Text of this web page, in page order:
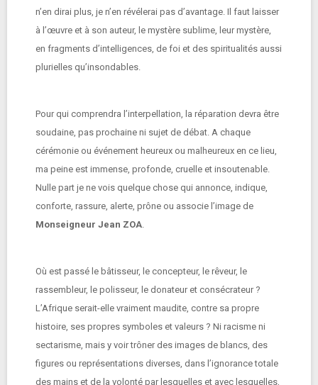
n’en dirai plus, je n’en révélerai pas d’avantage. Il faut laisser
à l’œuvre et à son auteur, le mystère sublime, leur mystère,
en fragments d’intelligences, de foi et des spiritualités aussi
plurielles qu’insondables.
Pour qui comprendra l’interpellation, la réparation devra être
soudaine, pas prochaine ni sujet de débat. A chaque
cérémonie ou événement heureux ou malheureux en ce lieu,
ma peine est immense, profonde, cruelle et insoutenable.
Nulle part je ne vois quelque chose qui annonce, indique,
conforte, rassure, alerte, prône ou associe l’image de
Monseigneur Jean ZOA.
Où est passé le bâtisseur, le concepteur, le rêveur, le
rassembleur, le polisseur, le donateur et consécrateur ?
L’Afrique serait-elle vraiment maudite, contre sa propre
histoire, ses propres symboles et valeurs ? Ni racisme ni
sectarisme, mais y voir trôner des images de blancs, des
figures ou représentations diverses, dans l’ignorance totale
des mains et de la volonté par lesquelles et avec lesquelles,